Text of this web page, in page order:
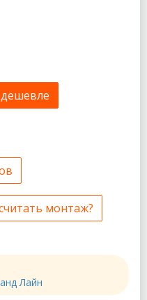
монтаж?
Лайн